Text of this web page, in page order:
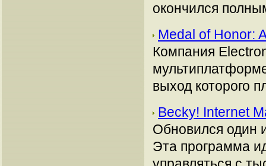
окончился
Medal of Honor:
Компания
выход которого
Becky! Internet
Обновился один
Эта программа